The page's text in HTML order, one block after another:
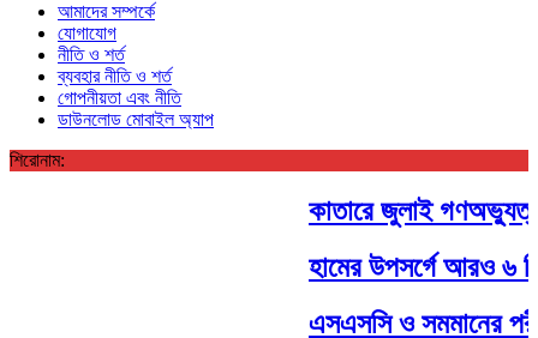
আমাদের সম্পর্কে
যোগাযোগ
নীতি ও শর্ত
ব্যবহার নীতি ও শর্ত
গোপনীয়তা এবং নীতি
ডাউনলোড মোবাইল অ্যাপ
শিরোনাম:
কাতারে জুলাই
হামের উপসর্গে আরও ৬
এসএসসি ও সমমানের